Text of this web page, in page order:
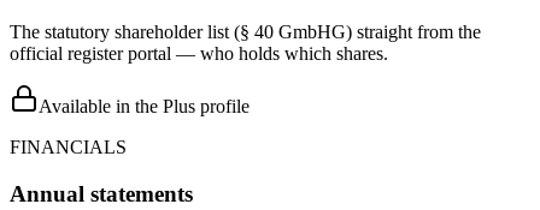
The statutory shareholder list (§ 40 GmbHG) straight from the
official register portal — who holds which shares.
Available in the Plus profile
FINANCIALS
Annual statements